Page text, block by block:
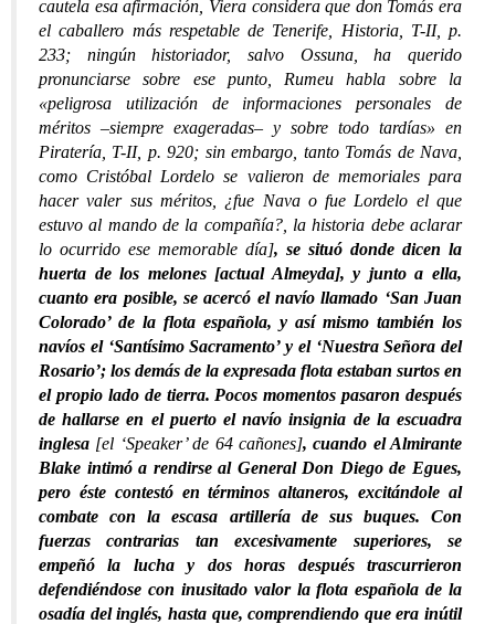
cautela esa afirmación, Viera considera que don Tomás era
el caballero más respetable de Tenerife, Historia, T-II, p.
233; ningún historiador, salvo Ossuna, ha querido
pronunciarse sobre ese punto, Rumeu habla sobre la
«peligrosa utilización de informaciones personales de
méritos –siempre exageradas– y sobre todo tardías» en
Piratería, T-II, p. 920; sin embargo, tanto Tomás de Nava,
como Cristóbal Lordelo se valieron de memoriales para
hacer valer sus méritos, ¿fue Nava o fue Lordelo el que
estuvo al mando de la compañía?, la historia debe aclarar
lo ocurrido ese memorable día], se situó donde dicen la
huerta de los melones [actual Almeyda], y junto a ella,
cuanto era posible, se acercó el navío llamado ‘San Juan
Colorado’ de la flota española, y así mismo también los
navíos el ‘Santísimo Sacramento’ y el ‘Nuestra Señora del
Rosario’; los demás de la expresada flota estaban surtos en
el propio lado de tierra. Pocos momentos pasaron después
de hallarse en el puerto el navío insignia de la escuadra
inglesa [el ‘Speaker’ de 64 cañones], cuando el Almirante
Blake intimó a rendirse al General Don Diego de Egues,
pero éste contestó en términos altaneros, excitándole al
combate con la escasa artillería de sus buques. Con
fuerzas contrarias tan excesivamente superiores, se
empeñó la lucha y dos horas después trascurrieron
defendiéndose con inusitado valor la flota española de la
osadía del inglés, hasta que, comprendiendo que era inútil